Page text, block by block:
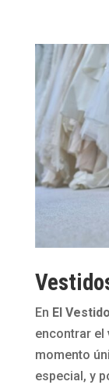
En El
encontrar el
momento
especial, y